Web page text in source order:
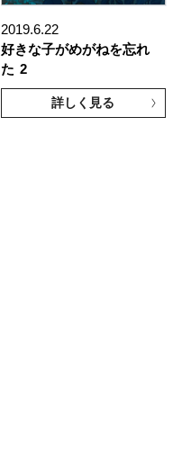
2019.6.22
好きな子がめがねを忘れ
た 2
詳しく見る